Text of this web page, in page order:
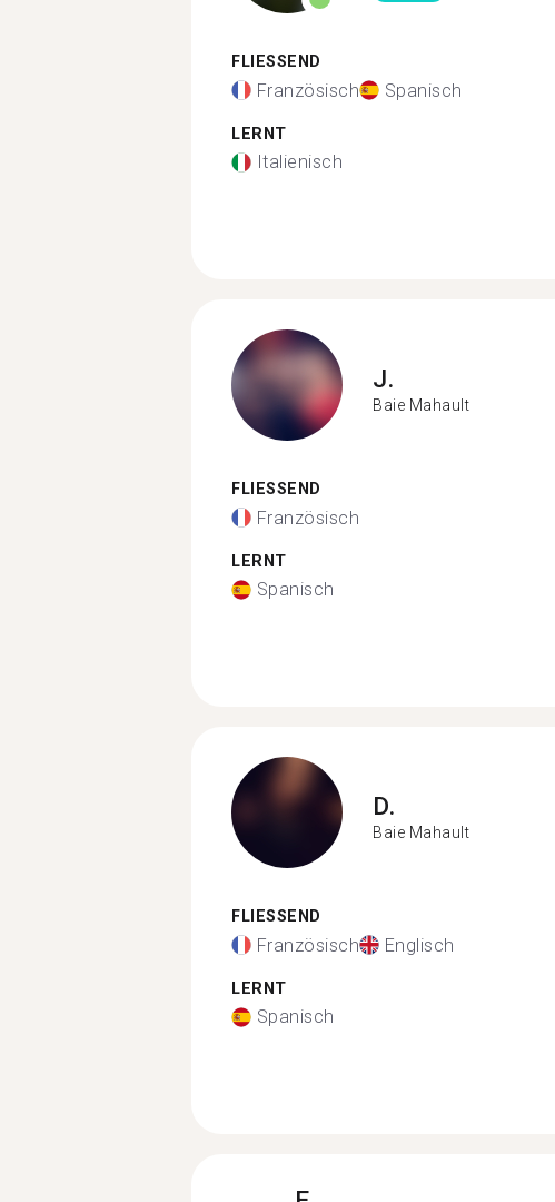
FLIESSEND
Französisch Spanisch
LERNT
Italienisch
J.
Baie Mahault
FLIESSEND
Französisch
LERNT
Spanisch
D.
Baie Mahault
FLIESSEND
Französisch Englisch
LERNT
Spanisch